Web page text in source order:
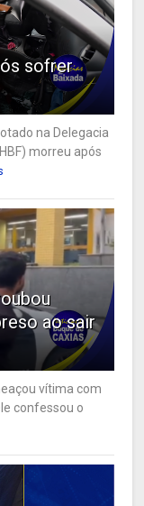
sofrer
na Delegacia
morreu após
ao sair
vítima com
confessou o